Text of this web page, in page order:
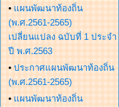
• แผนพัฒนาท้องถิ่น
(พ.ศ.2561-2565)
เปลี่ยนแปลง ฉบับที่ 1 ประจำ
ปี พ.ศ.2563
• ประกาศแผนพัฒนาท้องถิ่น
(พ.ศ.2561-2565)
• แผนพัฒนาท้องถิ่น